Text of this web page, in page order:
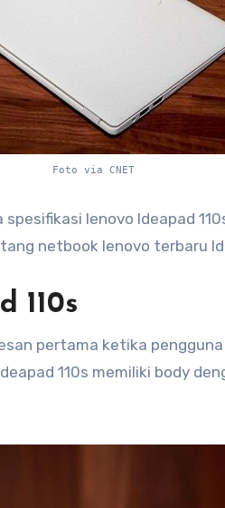
Foto via CNET
lenovo Ideapad
netbook lenovo terbaru
110s
pertama ketika
110s memiliki body